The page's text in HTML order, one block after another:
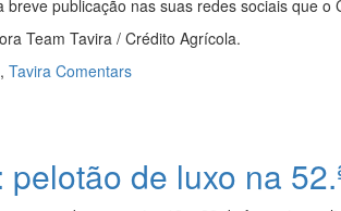
breve publicação nas suas redes sociais que
Team Tavira / Crédito Agrícola.
, Tavira Comentars
pelotão de luxo na